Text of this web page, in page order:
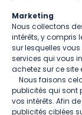
Marketing
Nous collectons
intérêts, y compris
sur lesquelles
services qui vous
achetez sur ce site
Nous faisons
publicités qui sont
vos intérêts. Afin
publicités ciblées